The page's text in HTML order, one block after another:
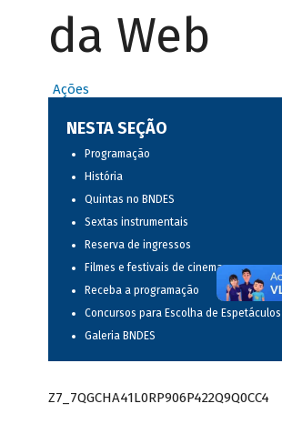
da Web
Ações
NESTA SEÇÃO
Programação
História
Quintas no BNDES
Sextas instrumentais
Reserva de ingressos
Filmes e festivais de cinema
Receba a programação
Concursos para Escolha de
Galeria BNDES
Z7_7QGCHA41L0RP906P422Q9Q0CC4